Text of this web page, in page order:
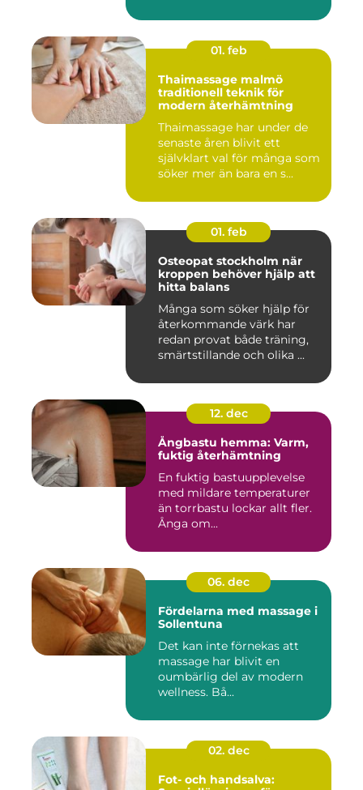
01. feb
Thaimassage malmö
traditionell teknik för
modern återhämtning
Thaimassage har under de
senaste åren blivit ett
självklart val för många som
söker mer än bara en s...
01. feb
Osteopat stockholm när
kroppen behöver hjälp att
hitta balans
Många som söker hjälp för
återkommande värk har
redan provat både träning,
smärtstillande och olika ...
12. dec
Ångbastu hemma: Varm,
fuktig återhämtning
En fuktig bastuupplevelse
med mildare temperaturer
än torrbastu lockar allt fler.
Ånga om...
06. dec
Fördelarna med massage i
Sollentuna
Det kan inte förnekas att
massage har blivit en
oumbärlig del av modern
wellness. Bå...
02. dec
Fot- och handsalva: